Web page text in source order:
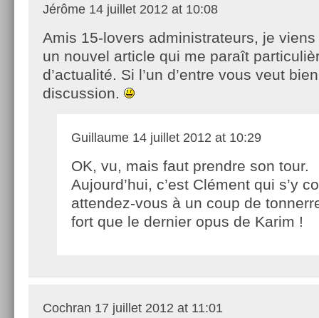
Jérôme 14 juillet 2012 at 10:08
Amis 15-lovers administrateurs, je
un nouvel article qui me paraît
d’actualité. Si l’un d’entre vous veut
discussion.
Guillaume 14 juillet 2012 at 10:29
OK, vu, mais faut prendre son tour.
Aujourd’hui, c’est Clément qui s’y
attendez-vous à un coup de
fort que le dernier opus de Karim !
Cochran 17 juillet 2012 at 11:01